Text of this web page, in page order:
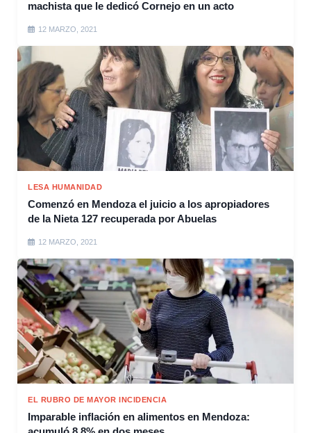
machista que le dedicó Cornejo en un acto
12 MARZO, 2021
LESA HUMANIDAD
Comenzó en Mendoza el juicio a los apropiadores
de la Nieta 127 recuperada por Abuelas
12 MARZO, 2021
EL RUBRO DE MAYOR INCIDENCIA
Imparable inflación en alimentos en Mendoza: